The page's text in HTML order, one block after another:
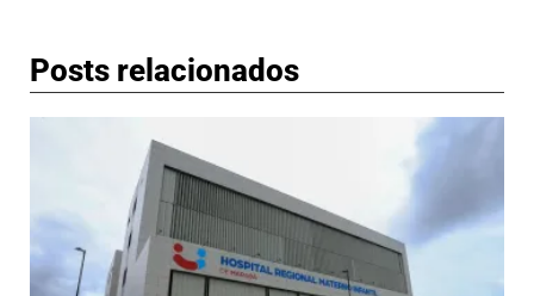
Posts relacionados